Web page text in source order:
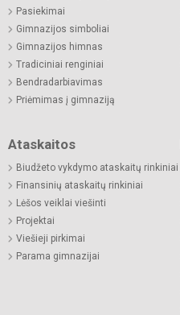
Pasiekimai
Gimnazijos simboliai
Gimnazijos himnas
Tradiciniai renginiai
Bendradarbiavimas
Priėmimas į gimnaziją
Ataskaitos
Biudžeto vykdymo ataskaitų rinkiniai
Finansinių ataskaitų rinkiniai
Lėšos veiklai viešinti
Projektai
Viešieji pirkimai
Parama gimnazijai